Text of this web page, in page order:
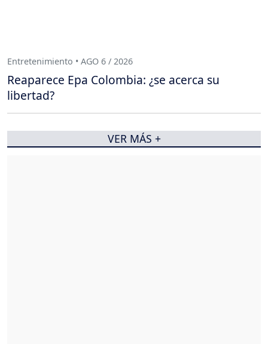
Entretenimiento • AGO 6 / 2026
Reaparece Epa Colombia: ¿se acerca su
libertad?
VER MÁS +